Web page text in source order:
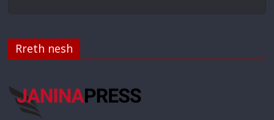
Rreth nesh